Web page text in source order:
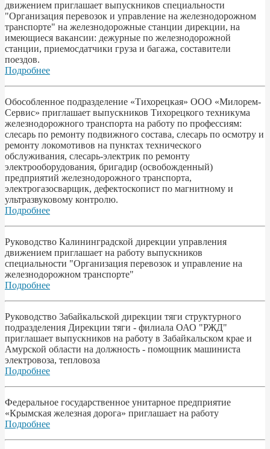
движением приглашает выпускников специальности
"Организация перевозок и управление на железнодорожном
транспорте" на железнодорожные станции дирекции, на
имеющиеся вакансии: дежурные по железнодорожной
станции, приемосдатчики груза и багажа, составители
поездов.
Подробнее
Обособленное подразделение «Тихорецкая» ООО «Милорем-
Сервис» приглашает выпускников Тихорецкого техникума
железнодорожного транспорта на работу по профессиям:
слесарь по ремонту подвижного состава, слесарь по осмотру и
ремонту локомотивов на пунктах технического
обслуживания, слесарь-электрик по ремонту
электрооборудования, бригадир (освобожденный)
предприятий железнодорожного транспорта,
электрогазосварщик, дефектоскопист по магнитному и
ультразвуковому контролю.
Подробнее
Руководство Калининградской дирекции управления
движением приглашает на работу выпускников
специальности "Организация перевозок и управление на
железнодорожном транспорте"
Подробнее
Pyководство 3a6aйкальской дирекции тяги структурного
подразделения Дирекции тяги - филиала ОАО "РЖД"
приглашает выпускников на работу в Забайкальском крае и
Амурской области на должность - помощник машиниста
электровоза, тепловоза
Подробнее
Федеральное государственное унитарное предприятие
«Крымская железная дорога» приглашает на работу
Подробнее